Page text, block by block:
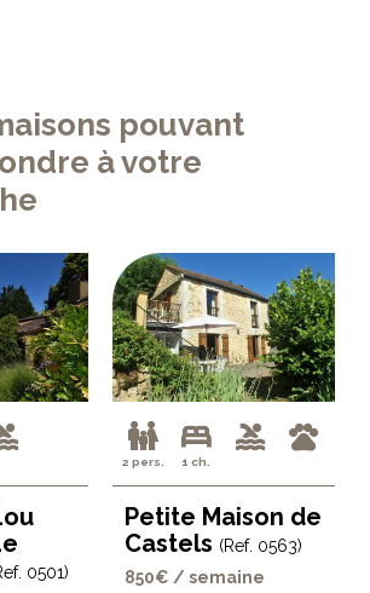
pouvant
à votre
0501)
2 pers. 1 ch.
Petite Maison de
Castels (Ref. 0563)
850€ / semaine